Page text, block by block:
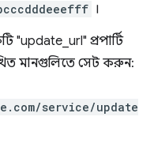
।
প্রপার্টি
মানগুলিতে সেট করুন:
service/update